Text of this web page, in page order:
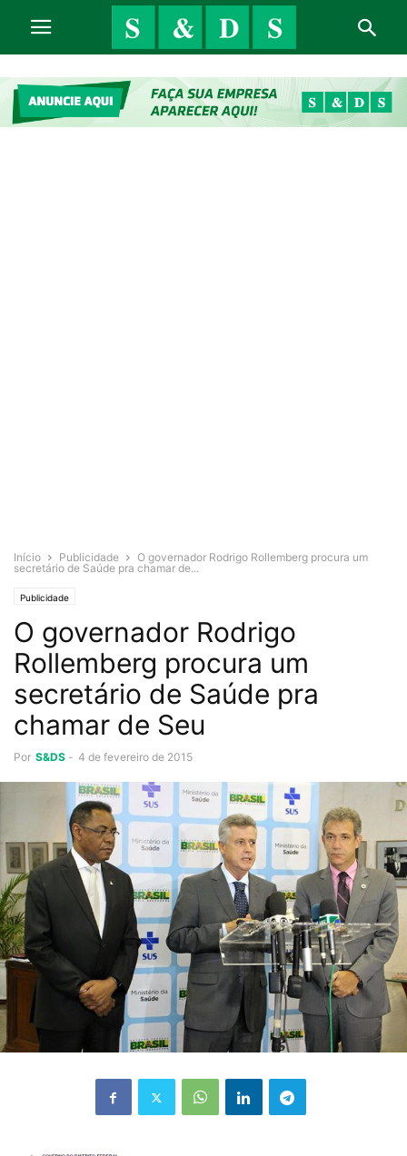
Início Publicidade
O governador Rodrigo Rollemberg procura um
secretário de Saúde pra chamar de...
Publicidade
O governador Rodrigo
Rollemberg procura um
secretário de Saúde pra
chamar de Seu
Por S&DS - 4 de fevereiro de 2015